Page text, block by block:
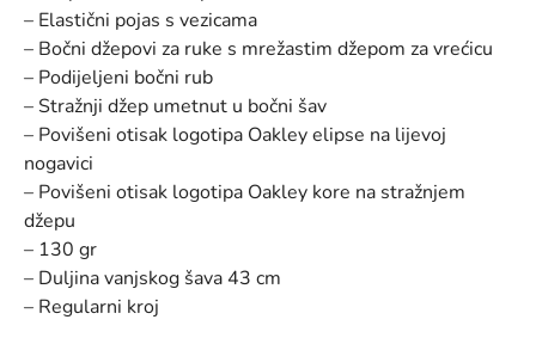
– Elastični pojas s vezicama
– Bočni džepovi za ruke s mrežastim džepom za vrećicu
– Podijeljeni bočni rub
– Stražnji džep umetnut u bočni šav
– Povišeni otisak logotipa Oakley elipse na lijevoj
nogavici
– Povišeni otisak logotipa Oakley kore na stražnjem
džepu
– 130 gr
– Duljina vanjskog šava 43 cm
– Regularni kroj